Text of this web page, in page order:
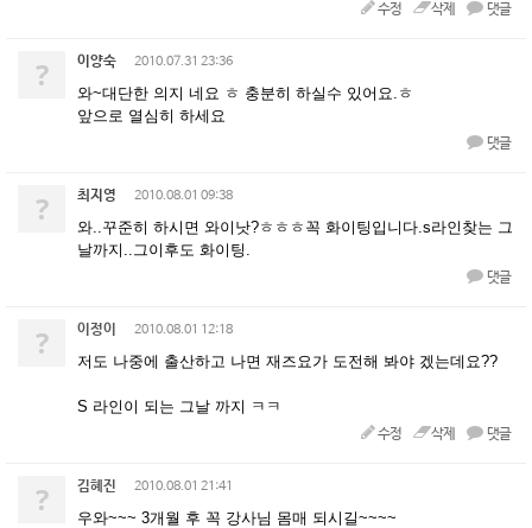
수정 삭제 댓글
? 이양숙 2010.07.31 23:36
와~대단한 의지 네요 ㅎ 충분히 하실수 있어요.ㅎ
앞으로 열심히 하세요
댓글
? 최지영 2010.08.01 09:38
와..꾸준히 하시면 와이낫?ㅎㅎㅎ꼭 화이팅입니다.s라인찾는 그
날까지..그이후도 화이팅.
댓글
? 이정이 2010.08.01 12:18
저도 나중에 출산하고 나면 재즈요가 도전해 봐야 겠는데요??
S 라인이 되는 그날 까지 ㅋㅋ
수정 삭제 댓글
? 김혜진 2010.08.01 21:41
우와~~~ 3개월 후 꼭 강사님 몸매 되시길~~~~